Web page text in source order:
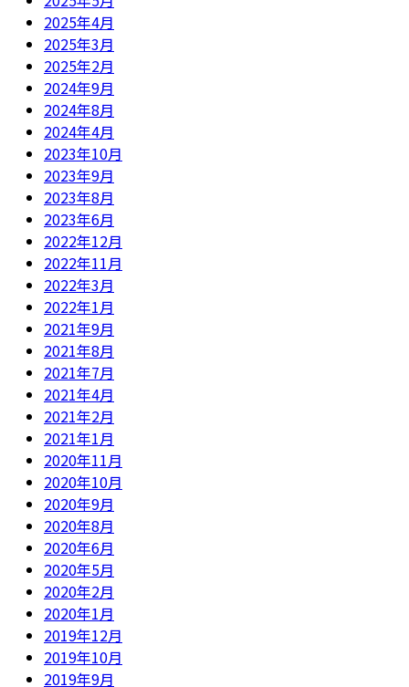
2025年4月
2025年3月
2025年2月
2024年9月
2024年8月
2024年4月
2023年10月
2023年9月
2023年8月
2023年6月
2022年12月
2022年11月
2022年3月
2022年1月
2021年9月
2021年8月
2021年7月
2021年4月
2021年2月
2021年1月
2020年11月
2020年10月
2020年9月
2020年8月
2020年6月
2020年5月
2020年2月
2020年1月
2019年12月
2019年10月
2019年9月